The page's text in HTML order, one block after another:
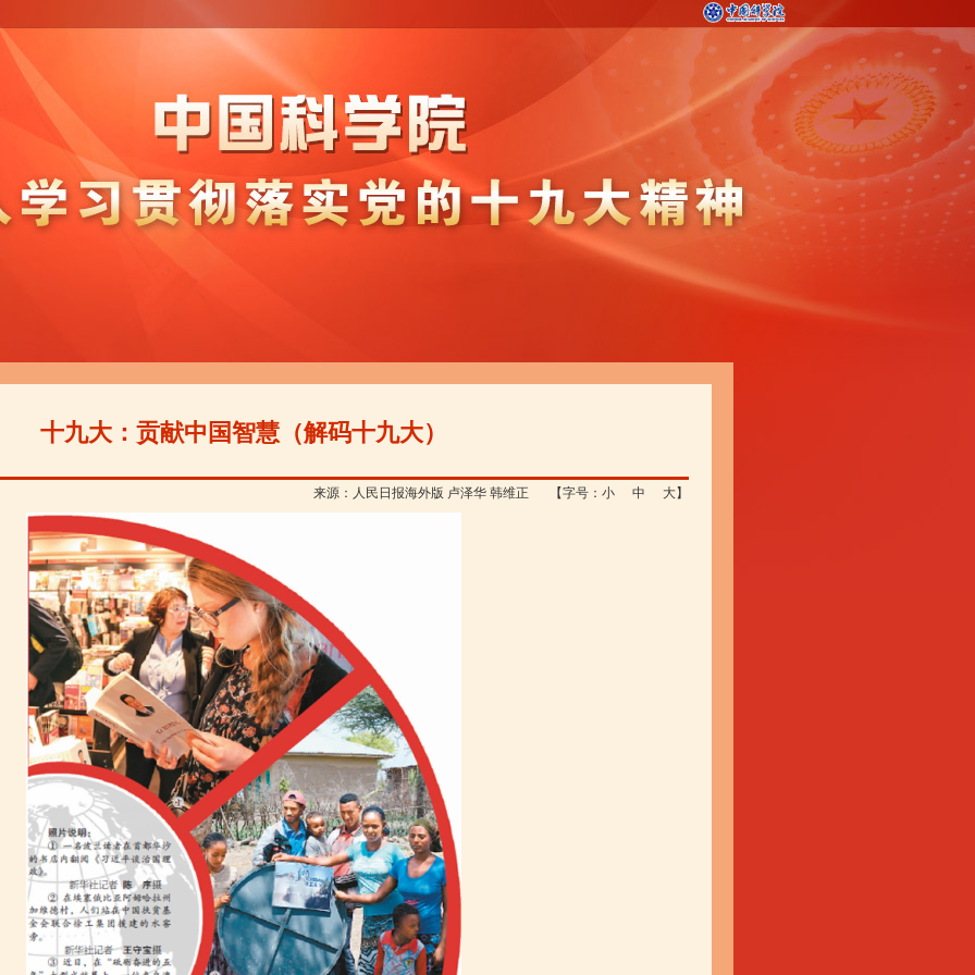
十九大：贡献中国智慧（解码十九大）
来源：人民日报海外版 卢泽华 韩维正 【字号： 小 中 大】